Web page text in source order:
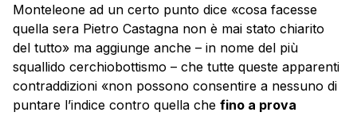
Monteleone ad un certo punto dice «cosa facesse
quella sera Pietro Castagna non è mai stato chiarito
del tutto» ma aggiunge anche – in nome del più
squallido cerchiobottismo – che tutte queste apparenti
contraddizioni «non possono consentire a nessuno di
puntare l’indice contro quella che fino a prova